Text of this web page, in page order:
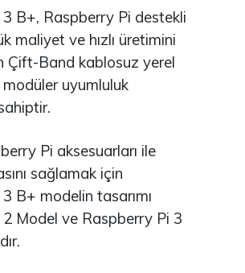
B+, Raspberry Pi destekli
maliyet ve hızlı üretimini
Çift-Band kablosuz yerel
modüler uyumluluk
Pi aksesuarları ile
sağlamak için
B+ modelin tasarımı
Model ve Raspberry Pi 3